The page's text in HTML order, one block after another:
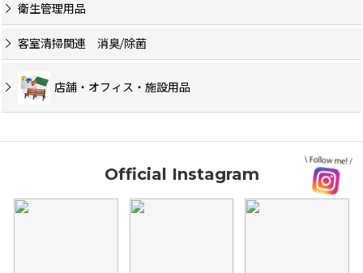
衛生管理用品
客室清掃関連 消臭/除菌
店舗・オフィス・施設用品
Official Instagram